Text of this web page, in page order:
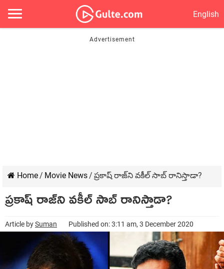
English
Home/ Movie News/ ప్రకాష్‍ రాజ్‍ని వకీల్‍ సాబ్‍ రానిస్తాడా?
ప్రకాష్‍ రాజ్‍ని వకీల్‍ సాబ్‍ రానిస్తాడా?
Article bySuman Published on: 3:11 am, 3 December 2020